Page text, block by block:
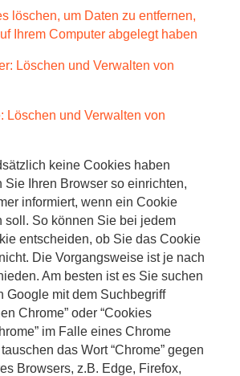
löschen, um Daten zu entfernen,
Ihrem Computer abgelegt haben
Löschen und Verwalten von
Löschen und Verwalten von
keine Cookies haben
Sie Ihren Browser so einrichten,
informiert, wenn ein Cookie
soll. So können Sie bei jedem
entscheiden, ob Sie das Cookie
Die Vorgangsweise ist je nach
Am besten ist es Sie suchen
Google mit dem Suchbegriff
Chrome” oder “Cookies
im Falle eines Chrome
das Wort “Chrome” gegen
Browsers, z.B. Edge, Firefox,